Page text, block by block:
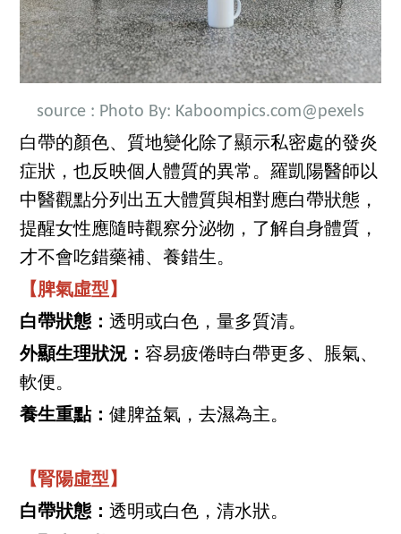
source : Photo By: Kaboompics.com@pexels
白帶的顏色、質地變化除了顯示私密處的發炎
症狀，也反映個人體質的異常。羅凱陽醫師以
中醫觀點分列出五大體質與相對應白帶狀態，
提醒女性應隨時觀察分泌物，了解自身體質，
才不會吃錯藥補、養錯生。
【脾氣虛型】
白帶狀態：透明或白色，量多質清。
外顯生理狀況：容易疲倦時白帶更多、脹氣、
軟便。
養生重點：健脾益氣，去濕為主。
【腎陽虛型】
白帶狀態：透明或白色，清水狀。